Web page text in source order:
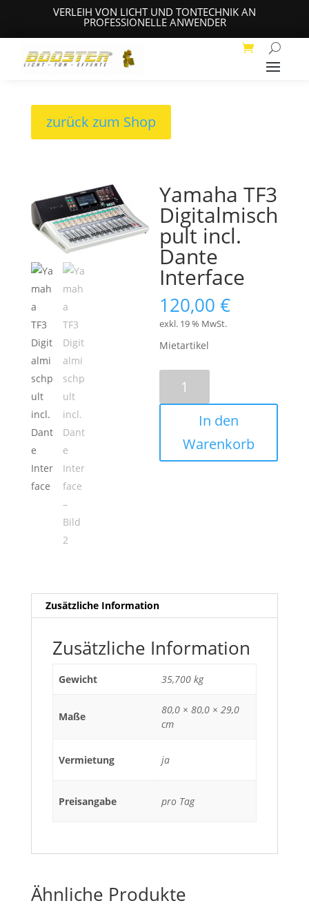
VERLEIH VON LICHT UND TONTECHNIK AN
PROFESSIONELLE ANWENDER
zurück zum Shop
Yamaha TF3
Digitalmisch
pult incl.
Dante
Interface
120,00€
exkl. 19 % MwSt.
Mietartikel
Digitalmischpult
Dante
Interface
In den
Warenkorb
Zusätzliche Information
Zusätzliche Information
Gewicht 35,700 kg
Maße
80,0 × 80,0 × 29,0
cm
Vermietung ja
Preisangabe pro Tag
Ähnliche Produkte